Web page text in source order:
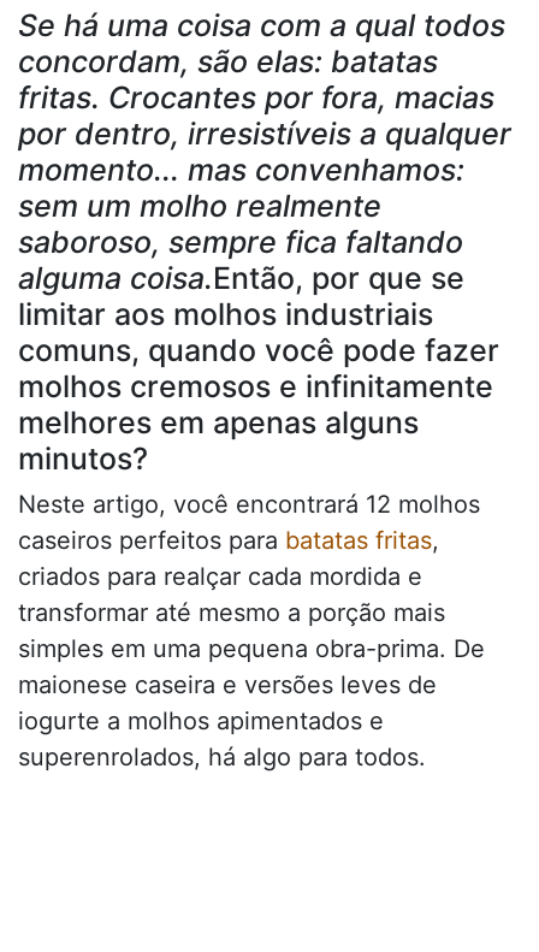
Se há uma coisa com a qual todos
concordam, são elas: batatas
fritas. Crocantes por fora, macias
por dentro, irresistíveis a qualquer
momento... mas convenhamos:
sem um molho realmente
saboroso, sempre fica faltando
alguma coisa.Então, por que se
limitar aos molhos industriais
comuns, quando você pode fazer
molhos cremosos e infinitamente
melhores em apenas alguns
minutos?
Neste artigo, você encontrará 12 molhos
caseiros perfeitos para batatas fritas,
criados para realçar cada mordida e
transformar até mesmo a porção mais
simples em uma pequena obra-prima. De
maionese caseira e versões leves de
iogurte a molhos apimentados e
superenrolados, há algo para todos.